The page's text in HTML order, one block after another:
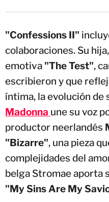
"Confessions II"
colaboraciones. Su
emotiva "The Test",
escribieron y que
íntima, la evolución de
Madonna une su voz
productor neerlandés
"Bizarre", una pieza
complejidades del
belga Stromae aporta
"My Sins Are My